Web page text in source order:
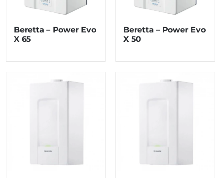
Beretta – Power Evo
X 65
Beretta – Power Evo
X 50